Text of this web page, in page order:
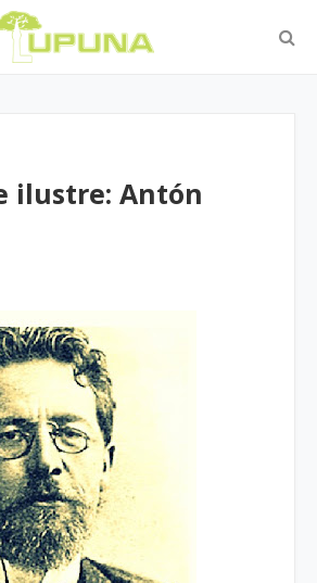
ilustre: Antón